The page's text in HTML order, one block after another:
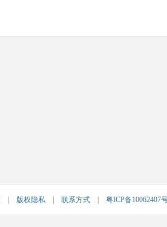
版权隐私 联系方式 粤ICP备10062407